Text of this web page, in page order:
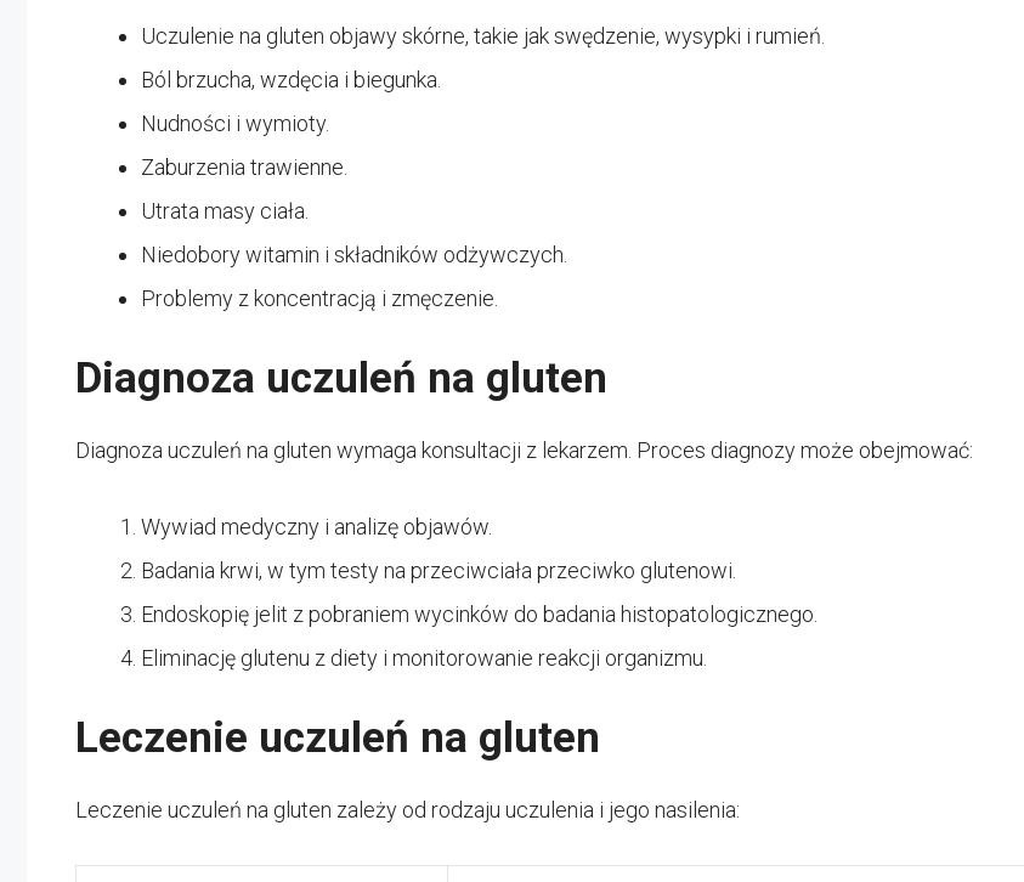
Uczulenie na gluten objawy skórne, takie jak swędzenie, wysypki i rumień.
Ból brzucha, wzdęcia i biegunka.
Nudności i wymioty.
Zaburzenia trawienne.
Utrata masy ciała.
Niedobory witamin i składników odżywczych.
Problemy z koncentracją i zmęczenie.
Diagnoza uczuleń na gluten
Diagnoza uczuleń na gluten wymaga konsultacji z lekarzem. Proces diagnozy może obejmować:
Wywiad medyczny i analizę objawów.
Badania krwi, w tym testy na przeciwciała przeciwko glutenowi.
Endoskopię jelit z pobraniem wycinków do badania histopatologicznego.
Eliminację glutenu z diety i monitorowanie reakcji organizmu.
Leczenie uczuleń na gluten
Leczenie uczuleń na gluten zależy od rodzaju uczulenia i jego nasilenia: